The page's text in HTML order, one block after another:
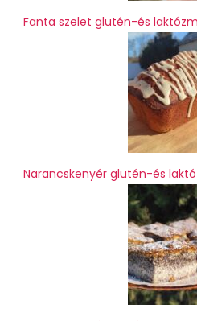
Fanta szelet glutén-és
Narancskenyér glutén-és